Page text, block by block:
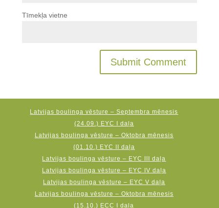
Tīmekļa vietne
Latvijas boulinga vēsture – Septembra mēnesis
(24.09.) EYC I daļa
Latvijas boulinga vēsture – Oktobra mēnesis
(01.10.) EYC II daļa
Latvijas boulinga vēsture – EYC III daļa
Latvijas boulinga vēsture – EYC IV daļa
Latvijas boulinga vēsture – EYC V daļa
Latvijas boulinga vēsture – Oktobra mēnesis
(15.10.) ECC I daļa